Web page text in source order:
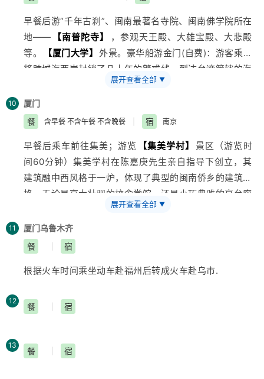
早餐后游“千年古刹”、闽南最著名寺院、闽南佛学院所在
地——
【南普陀寺】
，参观天王殿、大雄宝殿、大悲殿
等。
【厦门大学】
外景。豪华船游金门(自费)：游客乘船
将跨域海两岸封锁了几十年的警戒线，到达台湾管辖的海
域，沿途欣赏海峡两岸风光、近观大旦、二旦、金门岛等
诸多岛屿，近可看到小金门部分军事设施；欣赏海峡两岸
风光，海上军事分界线, 用肉眼看国民党占领区大旦,二旦
岛,三名主义统一中国、标语,军事设施。还可以看厦门八
大景。中餐后乘渡轮登“海上花园”、“万国建筑博览会”、
“钢琴之岛”——国家AAAA级景区：【鼓浪屿】，登上钢
琴码头；游览【菽庄花园】——【钢琴博物馆】，颇具
韵味的园林建筑，藏海、借景等建园手法定让你叹为观
自由采购厦门特产，港仔后沙滩漫步.
展开查看全部 ▼
10
厦门
餐
含早餐 不含午餐 不含晚餐 宿 南京
早餐后乘车前往集美；游览 【集美学村】
景区（游览时
间60分钟）集美学村在陈嘉庚先生亲自指导下创立，其
建筑融中西风格于一炉，体现了典型的闽南侨乡的建筑风
格。无论是高大壮观的校舍堂馆，还是小巧典雅的亭台廊
榭，无一不是琉璃盖顶、龙脊凤檐、雕梁画栋，而细细看
去，却又各具匠心，后游览
40分钟）；近百年来；胡里山炮台一直是军事禁区、
1984年才对外开放，1986年在胡里山炮台前身新建望归
亭、盼归台.
展开查看全部 ▼
11 厦门乌鲁木齐
餐
宿
根据火车时间乘坐动车赴福州后转成火车赴乌市.
12
餐 宿
13
餐 宿